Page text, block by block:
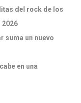
del rock de los
2026
suma un nuevo
en una